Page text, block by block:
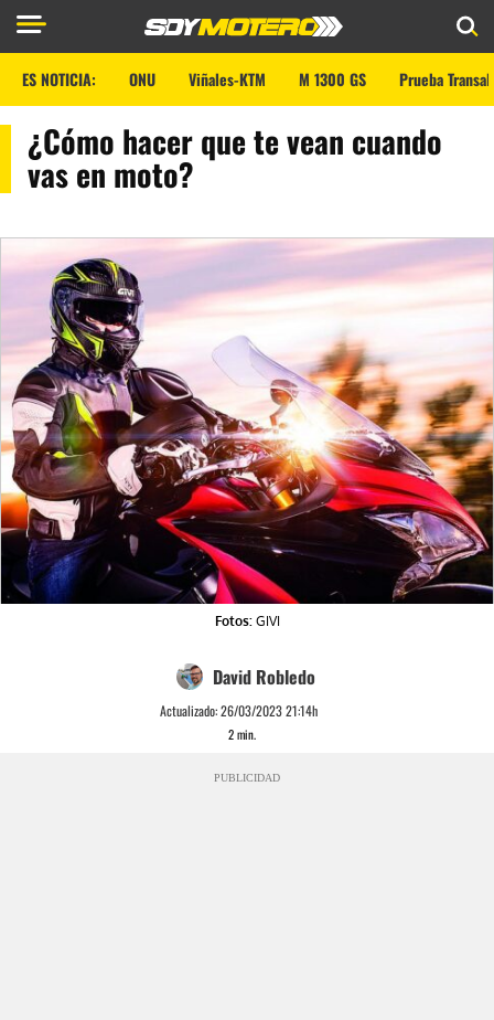
ES NOTICIA: ONU Viñales-KTM M 1300 GS Prueba
¿Cómo hacer que te vean cuando
vas en moto?
Fotos:GIVI
David Robledo
Actualizado:26/03/2023 21:14h
2min.
PUBLICIDAD